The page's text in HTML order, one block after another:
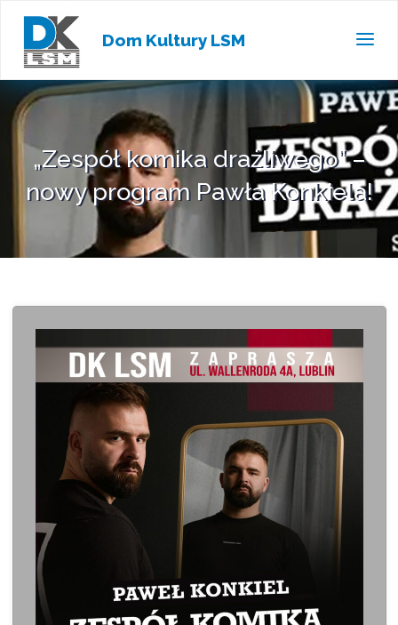
Dom Kultury LSM
„Zespół komika drażliwego” –
nowy program Pawła Konkiela!